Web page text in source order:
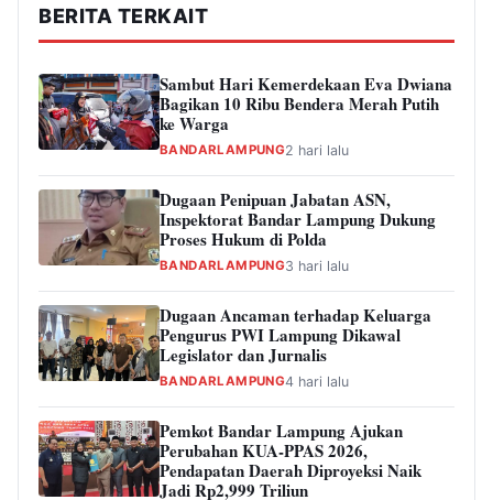
BERITA TERKAIT
Sambut Hari Kemerdekaan Eva Dwiana
Bagikan 10 Ribu Bendera Merah Putih
ke Warga
BANDARLAMPUNG2 hari lalu
Dugaan Penipuan Jabatan ASN,
Inspektorat Bandar Lampung Dukung
Proses Hukum di Polda
BANDARLAMPUNG3 hari lalu
Dugaan Ancaman terhadap Keluarga
Pengurus PWI Lampung Dikawal
Legislator dan Jurnalis
BANDARLAMPUNG4 hari lalu
Pemkot Bandar Lampung Ajukan
Perubahan KUA-PPAS 2026,
Pendapatan Daerah Diproyeksi Naik
Jadi Rp2,999 Triliun